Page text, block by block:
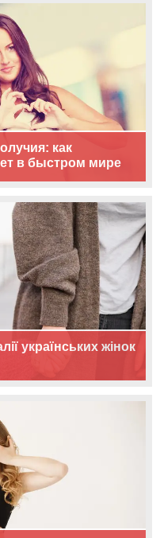
как
в быстром мире
українських жінок